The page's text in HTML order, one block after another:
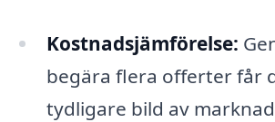
Kostnadsjämförelse:
begära flera offerter får
tydligare bild av